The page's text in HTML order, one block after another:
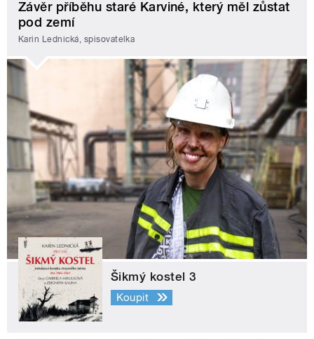
Závěr příběhu staré Karviné, který měl zůstat
pod zemí
Karin Lednická, spisovatelka
Šikmý kostel 3
Koupit